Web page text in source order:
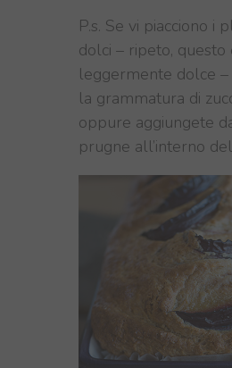
P.s. Se vi piacciono i
dolci – ripeto, questo
leggermente dolce
la grammatura di
oppure aggiungete
prugne all’interno